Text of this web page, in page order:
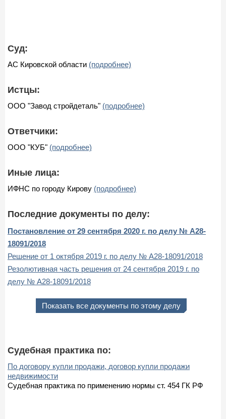
Суд:
АС Кировской области (подробнее)
Истцы:
ООО "Завод стройдеталь" (подробнее)
Ответчики:
ООО "КУБ" (подробнее)
Иные лица:
ИФНС по городу Кирову (подробнее)
Последние документы по делу:
Постановление от 29 сентября 2020 г. по делу № А28-
18091/2018
Решение от 1 октября 2019 г. по делу № А28-18091/2018
Резолютивная часть решения от 24 сентября 2019 г. по
делу № А28-18091/2018
Показать все документы по этому делу
Судебная практика по:
По договору купли продажи, договор купли продажи
недвижимости
Судебная практика по применению нормы ст. 454 ГК РФ